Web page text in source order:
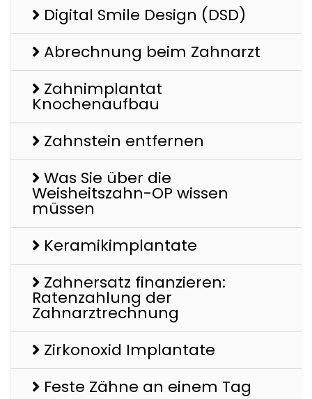
Digital Smile Design (DSD)
Abrechnung beim Zahnarzt
Zahnimplantat
Knochenaufbau
Zahnstein entfernen
Was Sie über die
Weisheitszahn-OP wissen
müssen
Keramikimplantate
Zahnersatz finanzieren:
Ratenzahlung der
Zahnarztrechnung
Zirkonoxid Implantate
Feste Zähne an einem Tag